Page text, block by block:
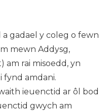
a gadael y coleg o fewn
mewn Addysg,
am rai misoedd, yn
amdani.
ieuenctid ar ôl bod
gwych am